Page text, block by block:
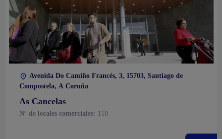
Compostela, A Coruña
As Cancelas
Nº de locales comerciales: 110